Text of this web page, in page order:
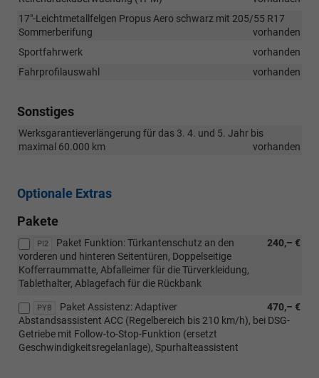
17"-Leichtmetallfelgen Propus Aero schwarz mit 205/55 R17
Sommerberifung
vorhanden
Sportfahrwerk
vorhanden
Fahrprofilauswahl
vorhanden
Sonstiges
Werksgarantieverlängerung für das 3. 4. und 5. Jahr bis
maximal 60.000 km
vorhanden
Optionale Extras
Pakete
PI2 240,– €
Paket Funktion: Türkantenschutz an den
vorderen und hinteren Seitentüren, Doppelseitige
Kofferraummatte, Abfalleimer für die Türverkleidung,
Tablethalter, Ablagefach für die Rückbank
PYB 470,– €
Paket Assistenz: Adaptiver
Abstandsassistent ACC (Regelbereich bis 210 km/h), bei DSG-
Getriebe mit Follow-to-Stop-Funktion (ersetzt
Geschwindigkeitsregelanlage), Spurhalteassistent